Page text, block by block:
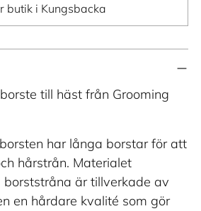
butik i Kungsbacka
till häst från Grooming
har långa borstar för att
hårstrån. Materialet
är tillverkade av
en hårdare kvalité som gör